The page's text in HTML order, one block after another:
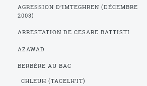
AGRESSION D’IMTEGHREN (DÉCEMBRE
2003)
ARRESTATION DE CESARE BATTISTI
AZAWAD
BERBÈRE AU BAC
CHLEUH (TACELH’IT)